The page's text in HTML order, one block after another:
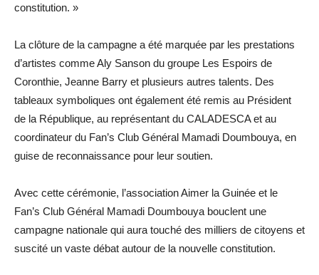
constitution. »
La clôture de la campagne a été marquée par les prestations
d’artistes comme Aly Sanson du groupe Les Espoirs de
Coronthie, Jeanne Barry et plusieurs autres talents. Des
tableaux symboliques ont également été remis au Président
de la République, au représentant du CALADESCA et au
coordinateur du Fan’s Club Général Mamadi Doumbouya, en
guise de reconnaissance pour leur soutien.
Avec cette cérémonie, l’association Aimer la Guinée et le
Fan’s Club Général Mamadi Doumbouya bouclent une
campagne nationale qui aura touché des milliers de citoyens et
suscité un vaste débat autour de la nouvelle constitution.